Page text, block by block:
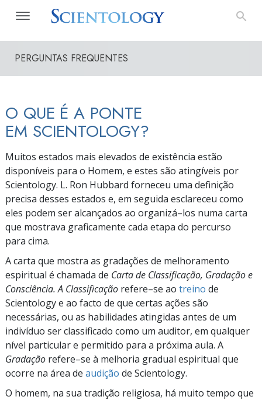
PERGUNTAS FREQUENTES
O QUE É A PONTE
EM SCIENTOLOGY?
Muitos estados mais elevados de existência estão
disponíveis para o Homem, e estes são atingíveis por
Scientology. L. Ron Hubbard forneceu uma definição
precisa desses estados e, em seguida esclareceu como
eles podem ser alcançados ao organizá–los numa carta
que mostrava graficamente cada etapa do percurso
para cima.
A carta que mostra as gradações de melhoramento
espiritual é chamada de Carta de Classificação, Gradação e
Consciência. A Classificação refere–se ao treino de
Scientology e ao facto de que certas ações são
necessárias, ou as habilidades atingidas antes de um
indivíduo ser classificado como um auditor, em qualquer
nível particular e permitido para a próxima aula. A
Gradação refere–se à melhoria gradual espiritual que
ocorre na área de audição de Scientology.
O homem, na sua tradição religiosa, há muito tempo que